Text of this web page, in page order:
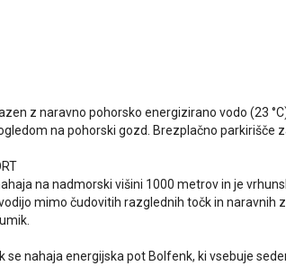
z naravno pohorsko energizirano vodo (23
na pohorski gozd. Brezplačno parkirišče
na nadmorski višini 1000 metrov in je
mimo čudovitih razglednih točk in naravnih
se nahaja energijska pot Bolfenk, ki vsebuje